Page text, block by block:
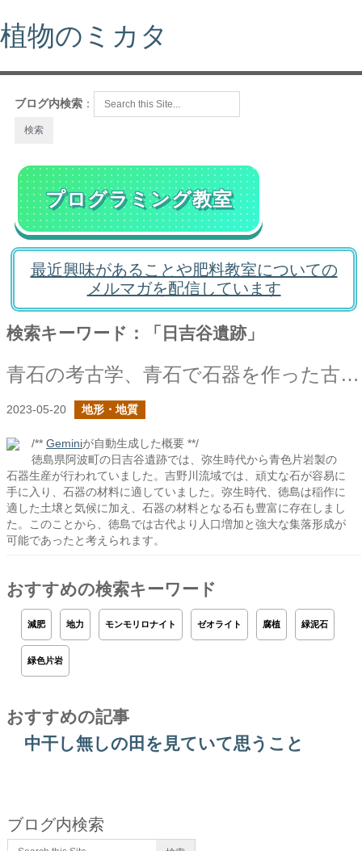
植物のミカタ
ブログ内検索 ：
プログラミング教室
最近興味があることや肥料教室についての
メルマガを配信しています
検索キーワード：「日吉谷遺跡」
青石の考古学、青石で石器を作った古代人
2023-05-20 地形・地質
/** Geminiが自動生成した概要 **/
徳島県阿波町の日吉谷遺跡では、弥生時代から青色片岩製の
石器生産が行われていました。吉野川流域では、頑丈な石が容易に
手に入り、石器の材料に適していました。弥生時代、徳島は稲作に
適した土壌と気候に加え、石器の材料となる石も豊富に存在しまし
た。このことから、徳島では古代より人口増加と強大な集落形成が
可能であったと考えられます。
おすすめの検索キーワード
減肥 地力 モンモリロナイト ゼオライト 腐植 緑泥石
緑色片岩
おすすめの記事
中干し無しの田を見ていて思うこと
ブログ内検索